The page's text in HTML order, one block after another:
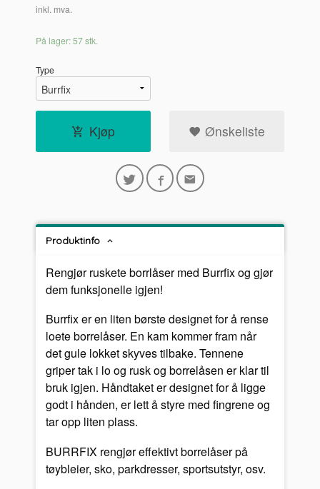
inkl. mva.
På lager: 57 stk.
Type
Kjøp Ønskeliste
Produktinfo
Rengjør ruskete borrlåser med Burrfix og gjør
dem funksjonelle igjen!
Burrfix er en liten børste designet for å rense
loete borrelåser. En kam kommer fram når
det gule lokket skyves tilbake. Tennene
griper tak i lo og rusk og borrelåsen er klar til
bruk igjen. Håndtaket er designet for å ligge
godt i hånden, er lett å styre med fingrene og
tar opp liten plass.
BURRFIX rengjør effektivt borrelåser på
tøybleier, sko, parkdresser, sportsutstyr, osv.